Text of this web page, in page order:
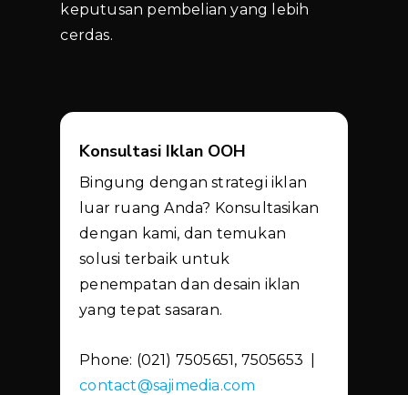
keputusan pembelian yang lebih
cerdas.
Konsultasi Iklan OOH
Bingung dengan strategi iklan
luar ruang Anda? Konsultasikan
dengan kami, dan temukan
solusi terbaik untuk
penempatan dan desain iklan
yang tepat sasaran.
Phone: (021) 7505651, 7505653 |
contact@sajimedia.com